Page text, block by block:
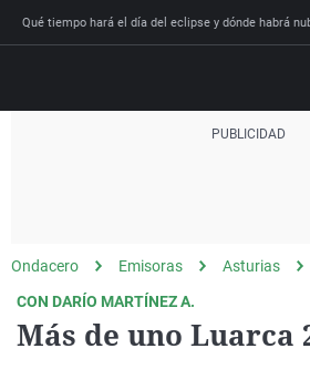
Qué tiempo hará el día del eclipse y dónde habrá
Economía
Deportes
Ondacero Emisoras Asturias
CON DARÍO MARTÍNEZ A.
Más de uno Luarca